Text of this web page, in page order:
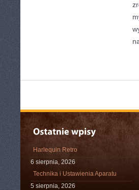
Harlequin Retro
6 sierpnia, 2026
Technika i Ustawienia Aparatu
5 sierpnia, 2026